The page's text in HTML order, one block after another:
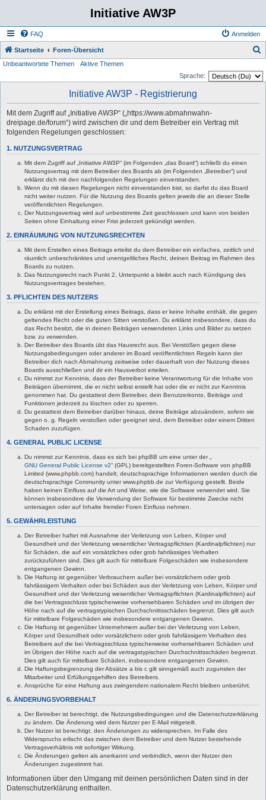
Initiative AW3P
FAQ Anmelden
Startseite Foren-Übersicht
Unbeantwortete Themen
Aktive Themen
Sprache:
Initiative AW3P - Registrierung
Mit dem Zugriff auf „Initiative AW3P“ („https://www.abmahnwahn-
dreipage.de/forum“) wird zwischen dir und dem Betreiber ein Vertrag mit
folgenden Regelungen geschlossen:
1. NUTZUNGSVERTRAG
Mit dem Zugriff auf „Initiative AW3P“ (im Folgenden „das Board“) schließt du einen
Nutzungsvertrag mit dem Betreiber des Boards ab (im Folgenden „Betreiber“) und
erklärst dich mit den nachfolgenden Regelungen einverstanden.
Wenn du mit diesen Regelungen nicht einverstanden bist, so darfst du das Board
nicht weiter nutzen. Für die Nutzung des Boards gelten jeweils die an dieser Stelle
veröffentlichten Regelungen.
Der Nutzungsvertrag wird auf unbestimmte Zeit geschlossen und kann von beiden
Seiten ohne Einhaltung einer Frist jederzeit gekündigt werden.
2. EINRÄUMUNG VON NUTZUNGSRECHTEN
Mit dem Erstellen eines Beitrags erteilst du dem Betreiber ein einfaches, zeitlich und
räumlich unbeschränktes und unentgeltliches Recht, deinen Beitrag im Rahmen des
Boards zu nutzen.
Das Nutzungsrecht nach Punkt 2, Unterpunkt a bleibt auch nach Kündigung des
Nutzungsvertrages bestehen.
3. PFLICHTEN DES NUTZERS
Du erklärst mit der Erstellung eines Beitrags, dass er keine Inhalte enthält, die gegen
geltendes Recht oder die guten Sitten verstoßen. Du erklärst insbesondere, dass du
das Recht besitzt, die in deinen Beiträgen verwendeten Links und Bilder zu setzen
bzw. zu verwenden.
Der Betreiber des Boards übt das Hausrecht aus. Bei Verstößen gegen diese
Nutzungsbedingungen oder anderer im Board veröffentlichten Regeln kann der
Betreiber dich nach Abmahnung zeitweise oder dauerhaft von der Nutzung dieses
Boards ausschließen und dir ein Hausverbot erteilen.
Du nimmst zur Kenntnis, dass der Betreiber keine Verantwortung für die Inhalte von
Beiträgen übernimmt, die er nicht selbst erstellt hat oder die er nicht zur Kenntnis
genommen hat. Du gestattest dem Betreiber, dein Benutzerkonto, Beiträge und
Funktionen jederzeit zu löschen oder zu sperren.
Du gestattest dem Betreiber darüber hinaus, deine Beiträge abzuändern, sofern sie
gegen o. g. Regeln verstoßen oder geeignet sind, dem Betreiber oder einem Dritten
Schaden zuzufügen.
4. GENERAL PUBLIC LICENSE
Du nimmst zur Kenntnis, dass es sich bei phpBB um eine unter der „
GNU General Public License v2“ (GPL) bereitgestellten Foren-Software von phpBB
Limited (www.phpbb.com) handelt; deutschsprachige Informationen werden durch die
deutschsprachige Community unter www.phpbb.de zur Verfügung gestellt. Beide
haben keinen Einfluss auf die Art und Weise, wie die Software verwendet wird. Sie
können insbesondere die Verwendung der Software für bestimmte Zwecke nicht
untersagen oder auf Inhalte fremder Foren Einfluss nehmen.
5. GEWÄHRLEISTUNG
Der Betreiber haftet mit Ausnahme der Verletzung von Leben, Körper und
Gesundheit und der Verletzung wesentlicher Vertragspflichten (Kardinalpflichten) nur
für Schäden, die auf ein vorsätzliches oder grob fahrlässiges Verhalten
zurückzuführen sind. Dies gilt auch für mittelbare Folgeschäden wie insbesondere
entgangenen Gewinn.
Die Haftung ist gegenüber Verbrauchern außer bei vorsätzlichem oder grob
fahrlässigem Verhalten oder bei Schäden aus der Verletzung von Leben, Körper und
Gesundheit und der Verletzung wesentlicher Vertragspflichten (Kardinalpflichten) auf
die bei Vertragsschluss typischerweise vorhersehbaren Schäden und im übrigen der
Höhe nach auf die vertragstypischen Durchschnittsschäden begrenzt. Dies gilt auch
für mittelbare Folgeschäden wie insbesondere entgangenen Gewinn.
Die Haftung ist gegenüber Unternehmern außer bei der Verletzung von Leben,
Körper und Gesundheit oder vorsätzlichem oder grob fahrlässigem Verhalten des
Betreibers auf die bei Vertragsschluss typischerweise vorhersehbaren Schäden und
im Übrigen der Höhe nach auf die vertragstypischen Durchschnittsschäden begrenzt.
Dies gilt auch für mittelbare Schäden, insbesondere entgangenen Gewinn.
Die Haftungsbegrenzung der Absätze a bis c gilt sinngemäß auch zugunsten der
Mitarbeiter und Erfüllungsgehilfen des Betreibers.
Ansprüche für eine Haftung aus zwingendem nationalem Recht bleiben unberührt.
6. ÄNDERUNGSVORBEHALT
Der Betreiber ist berechtigt, die Nutzungsbedingungen und die Datenschutzerklärung
zu ändern. Die Änderung wird dem Nutzer per E-Mail mitgeteilt.
Der Nutzer ist berechtigt, den Änderungen zu widersprechen. Im Falle des
Widerspruchs erlischt das zwischen dem Betreiber und dem Nutzer bestehende
Vertragsverhältnis mit sofortiger Wirkung.
Die Änderungen gelten als anerkannt und verbindlich, wenn der Nutzer den
Änderungen zugestimmt hat.
Informationen über den Umgang mit deinen persönlichen Daten sind in der
Datenschutzerklärung enthalten.